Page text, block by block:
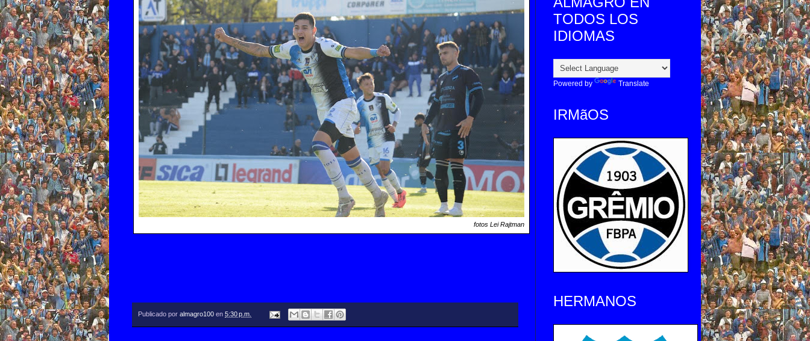
fotos Lei Rajtman
Publicado por almagro100 en 5:30 p.m.
TODOS LOS
IDIOMAS
Powered by Translate
IRMãOS
HERMANOS